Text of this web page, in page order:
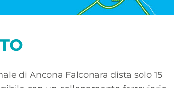
di Ancona Falconara dista solo 15